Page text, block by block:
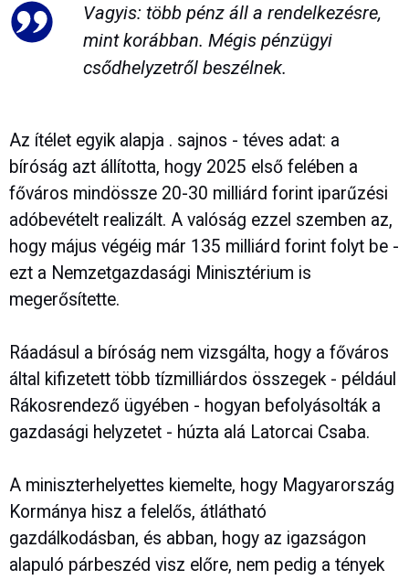
Vagyis: több pénz áll a rendelkezésre,
mint korábban. Mégis pénzügyi
csődhelyzetről beszélnek.
Az ítélet egyik alapja . sajnos - téves adat: a
bíróság azt állította, hogy 2025 első felében a
főváros mindössze 20-30 milliárd forint iparűzési
adóbevételt realizált. A valóság ezzel szemben az,
hogy május végéig már 135 milliárd forint folyt be -
ezt a Nemzetgazdasági Minisztérium is
megerősítette.
Ráadásul a bíróság nem vizsgálta, hogy a főváros
által kifizetett több tízmilliárdos összegek - például
Rákosrendező ügyében - hogyan befolyásolták a
gazdasági helyzetet - húzta alá Latorcai Csaba.
A miniszterhelyettes kiemelte, hogy Magyarország
Kormánya hisz a felelős, átlátható
gazdálkodásban, és abban, hogy az igazságon
alapuló párbeszéd visz előre, nem pedig a tények